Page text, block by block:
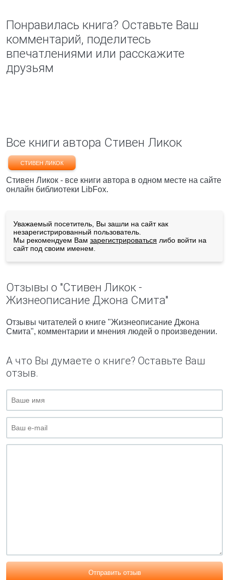
Понравилась книга? Оставьте Ваш
комментарий, поделитесь
впечатлениями или расскажите
друзьям
Все книги автора Стивен Ликок
СТИВЕН ЛИКОК
Стивен Ликок - все книги автора в одном месте на сайте
онлайн библиотеки LibFox.
Уважаемый посетитель, Вы зашли на сайт как
незарегистрированный пользователь.
Мы рекомендуем Вам зарегистрироваться либо войти на
сайт под своим именем.
Отзывы о "Стивен Ликок -
Жизнеописание Джона Смита"
Отзывы читателей о книге "Жизнеописание Джона
Смита", комментарии и мнения людей о произведении.
А что Вы думаете о книге? Оставьте Ваш
отзыв.
Отправить отзыв